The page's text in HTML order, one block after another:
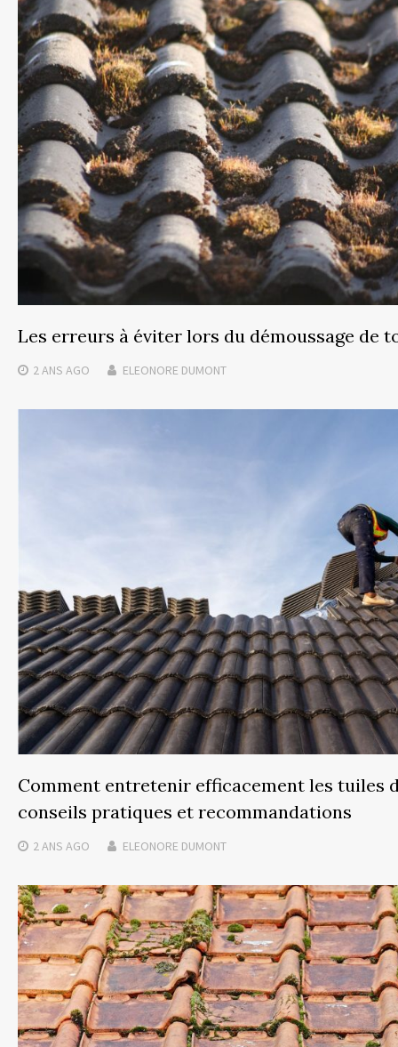
Les erreurs à éviter lors du démoussage de
2 ANS AGO ELEONORE DUMONT
Comment entretenir efficacement les tuiles
conseils pratiques et recommandations
2 ANS AGO ELEONORE DUMONT